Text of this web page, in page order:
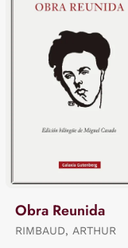
Obra Reunida
RIMBAUD, ARTHUR